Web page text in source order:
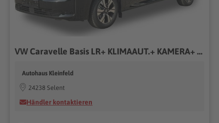
VW Caravelle Basis LR+ KLIMAAUT.+ KAMERA+ PDC+ LED 2.0 TDI 4MOTION 125 kW (170PS) 8-Gang-Automatik, Euro 6 EB [12]
Autohaus Kleinfeld
24238 Selent
Händler kontaktieren